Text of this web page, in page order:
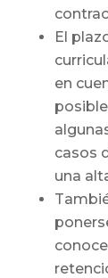
El
en
casos
una